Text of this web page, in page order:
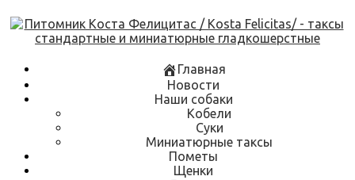
Skip
to
content
Главная
Новости
Наши собаки
Кобели
Суки
Миниатюрные таксы
Пометы
Щенки